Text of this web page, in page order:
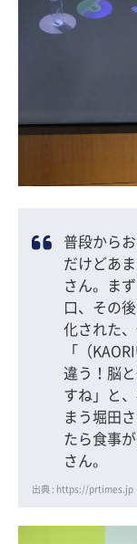
普段から
だけどあ
さん。ま
口、その
化された
「（
違う！脳
すね」と
まう堀田
たら食事
さん。
出典 : https://prtimes.jp